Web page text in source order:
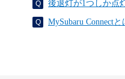
後退灯が1つしか点
MySubaru Connect